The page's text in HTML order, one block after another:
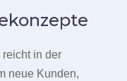
in der
neue Kunden,